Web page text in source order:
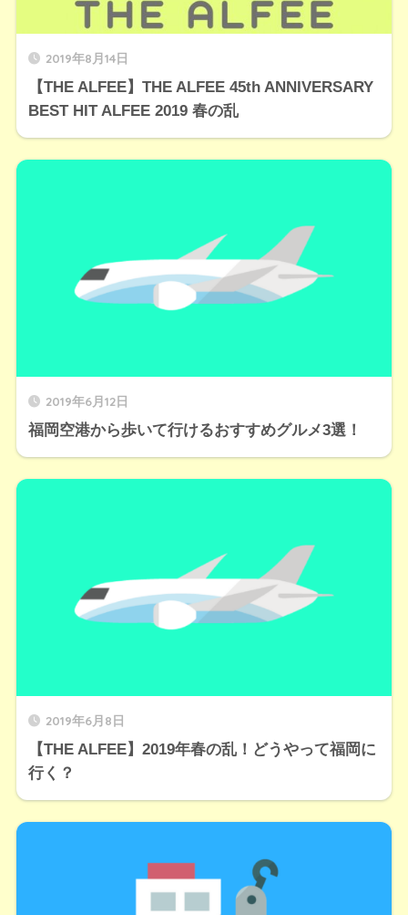
2019年8月14日
【THE ALFEE】THE ALFEE 45th ANNIVERSARY
BEST HIT ALFEE 2019 春の乱
2019年6月12日
福岡空港から歩いて行けるおすすめグルメ3選！
2019年6月8日
【THE ALFEE】2019年春の乱！どうやって福岡に
行く？